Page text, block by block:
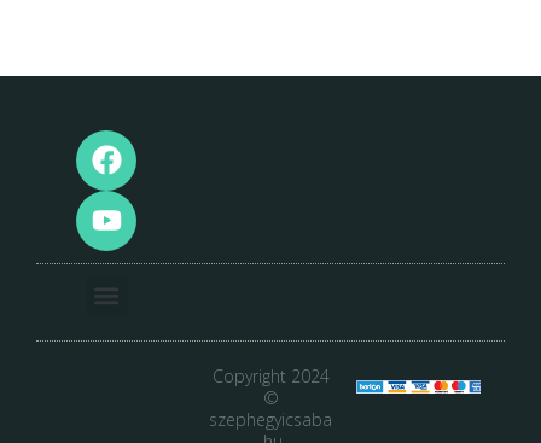
Copyright 2024
©
szephegyicsaba